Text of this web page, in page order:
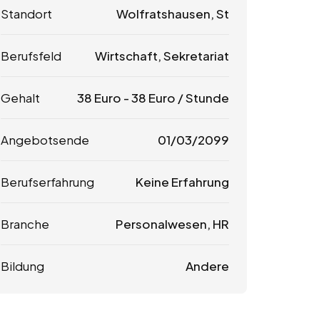
Standort Wolfratshausen, St
Berufsfeld Wirtschaft, Sekretariat
Gehalt 38 Euro -38 Euro / Stunde
Angebotsende 01/03/2099
Berufserfahrung Keine Erfahrung
Branche Personalwesen, HR
Bildung Andere